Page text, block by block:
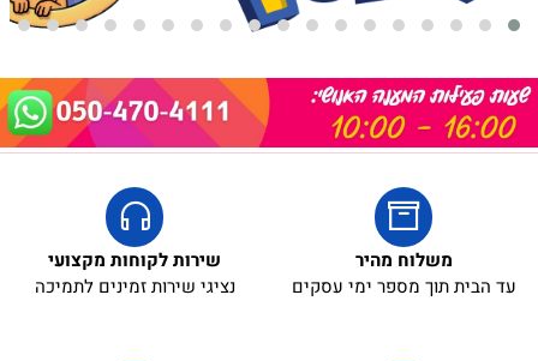
משלוח מהיר
עד הבית תוך מספר ימי עסקים
שירות לקוחות מקצועי
נציגי שירות זמינים לתמיכה